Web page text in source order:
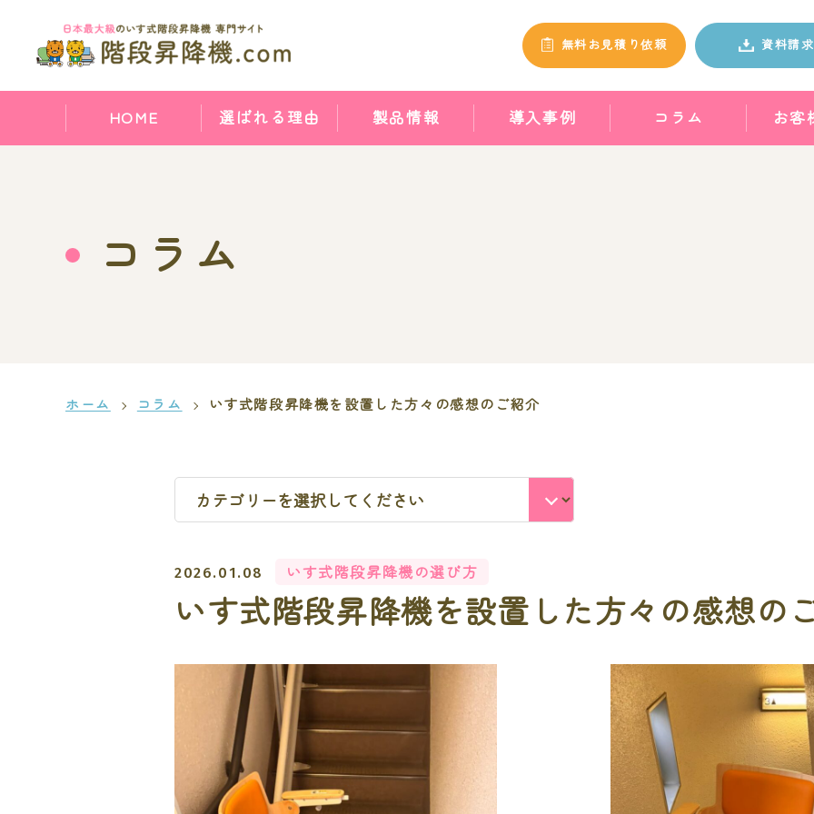
無料お見積り依頼 資料請求
HOME 選ばれる理由 製品情報 導入事例 コラム お客
コラム
ホーム コラム いす式階段昇降機を設置した方々の感想のご紹介
2026.01.08 いす式階段昇降機の選び方
いす式階段昇降機を設置した方々の感想の